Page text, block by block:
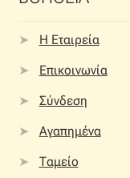
Η Εταιρεία
Επικοινωνία
Σύνδεση
Αγαπημένα
Ταμείο